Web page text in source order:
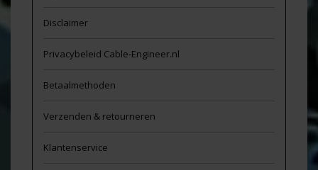
Disclaimer
Privacybeleid Cable-Engineer.nl
Betaalmethoden
Verzenden & retourneren
Klantenservice